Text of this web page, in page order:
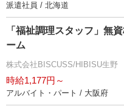
派遣社員 / 北海道
「福祉調理スタッフ」無
ーム
株式会社BISCUSS/HIBISU生野
時給1,177円～
アルバイト・パート / 大阪府